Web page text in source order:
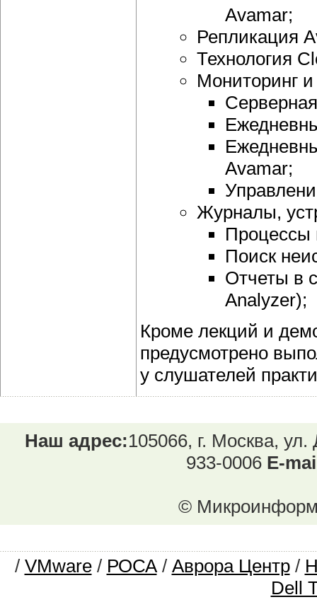
Avamar;
Репликация
Технология
Мониторинг
Avamar;
Журналы,
Процессы
Поиск
Отчеты в
Analyzer);
Кроме лекций и
предусмотрено
у слушателей
Наш адрес:105066, г. Москва,
933-0006 E-
©
/ VMware/ РОСА/ Аврора Центр/
Dell